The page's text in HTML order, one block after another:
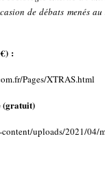
de débats menés
:
Pages/XTRAS.html
(gratuit)
uploads/2021/04/